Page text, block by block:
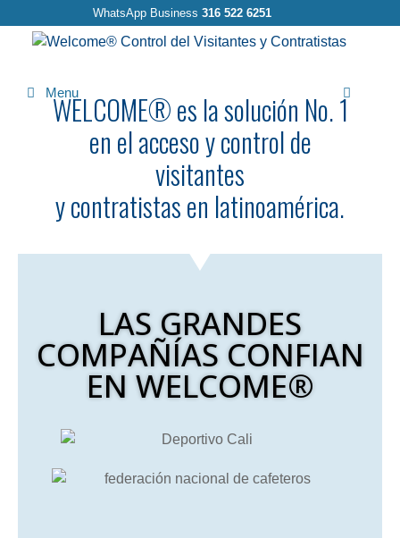
WhatsApp Business 316 522 6251
Menu
WELCOME® es la solución No. 1
en el acceso y control de
visitantes
y contratistas en latinoamérica.
LAS GRANDES
COMPAÑÍAS CONFIAN
EN WELCOME®